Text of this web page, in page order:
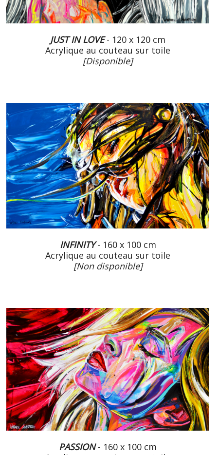
JUST IN LOVE- 120 x 120 cm
Acrylique au couteau sur toile
[Disponible]
INFINITY- 160 x 100 cm
Acrylique au couteau sur toile
[Non disponible]
PASSION- 160 x 100 cm